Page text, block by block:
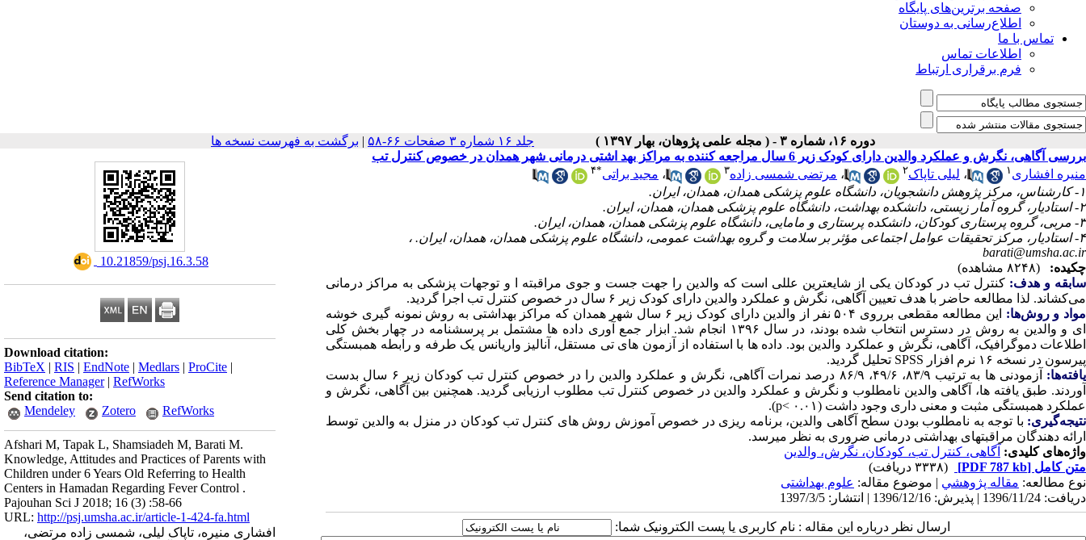
صفحه برترین‌های پایگاه
اطلاع‌رسانی به دوستان
تماس با ما
اطلاعات تماس
فرم برقراری ارتباط
دوره ۱۶، شماره ۳ - ( مجله علمی پژوهان، بهار ۱۳۹۷ ) جلد ۱۶ شماره ۳ صفحات ۶۶-۵۸ | برگشت به فهرست نسخه ها
‎ 10.21859/psj.16.3.58
Download citation:
BibTeX | RIS | EndNote | Medlars | ProCite |
Reference Manager| RefWorks
Send citation to:
Mendeley
Zotero RefWorks
Afshari M, Tapak L, Shamsiadeh M, Barati M.
Knowledge, Attitudes and Practices of Parents with
Children under 6 Years Old Referring to Health
Centers in Hamadan Regarding Fever Control .
Pajouhan Sci J 2018; 16 (3) :58-66
URL: http://psj.umsha.ac.ir/article-1-424-fa.html
افشاری منیره، تاپاک لیلی، شمسی زاده مرتضی،
بررسی آگاهی، نگرش و عملکرد والدین دارای کودک زیر 6 سال مراجعه کننده به مراکز بهد اشتی درمانی شهر همدان در خصوص کنترل تب
منیره افشاری ۱ ، لیلی تاپاک۲ ، مرتضی شمسی زاده۳ ، مجید براتی*۴
۱- کارشناس، مرکز پژوهش دانشجویان، دانشگاه علوم پزشکی همدان، همدان، ایران.
۲- استادیار، گروه آمار زیستی، دانشکده بهداشت، دانشگاه علوم پزشکی همدان، همدان، ایران.
۳- مربی، گروه پرستاری کودکان، دانشکده پرستاری و مامایی، دانشگاه علوم پزشکی همدان، همدان، ایران.
۴- استادیار، مرکز تحقیقات عوامل اجتماعی مؤثر بر سلامت و گروه بهداشت عمومی، دانشگاه علوم پزشکی همدان، همدان، ایران. ،
barati@umsha.ac.ir
چکیده:
(۸۲۴۸ مشاهده)
سابقه و هدف:کنترل تب در کودکان یکی از شایعترین عللی است که والدین را جهت جست و جوی مراقبت­ه ا و توجهات پزشکی به مراکز درمانی
می‌کشاند. لذا مطالعه حاضر با هدف تعیین آگاهی، نگرش و عملکرد والدین دارای کودک زیر ۶ سال در خصوص کنترل تب اجرا گردید.
مواد و روش‌‌ها:
این مطالعه مقطعی برروی ۵۰۴ نفر از والدین دارای کودک زیر ۶ سال شهر همدان که مراکز بهداشتی به روش نمونه­ گیری خوشه
ای و والدین به روش در دسترس انتخاب شده بودند، در سال ۱۳۹۶ انجام شد. ابزار جمع آوری داده­ ها مشتمل بر پرسشنامه در چهار بخش کلی
اطلاعات دموگرافیک، آگاهی، نگرش و عملکرد والدین بود. داده­ ها با استفاده از آزمون­ های تی مستقل، آنالیز واریانس یک طرفه و رابطه همبستگی
پیرسون در نسخه ۱۶ نرم افزار SPSS تحلیل گردید.
یافته‌ها:
آزمودنی­ ها به ترتیب ۸۳/۹، ۴۹/۶، ۸۶/۹ درصد نمرات آگاهی، نگرش و عملکرد والدین را در خصوص کنترل تب کودکان زیر ۶ سال بدست
آوردند. طبق یافته­ ها، آگاهی والدین نامطلوب و نگرش و عملکرد والدین در خصوص کنترل تب مطلوب ارزیابی گردید. همچنین بین آگاهی، نگرش و
عملکرد همبستگی مثبت و معنی­ داری وجود داشت (p< ۰.۰۱).
نتیجه‌گیری: با توجه به نامطلوب بودن سطح آگاهی والدین، برنامه ­ریزی در خصوص آموزش روش­ های کنترل تب کودکان در منزل به والدین توسط
ارائه­ دهندگان مراقبتهای بهداشتی درمانی ضروری به نظر می­رسد.
واژه‌های کلیدی: آگاهی، کنترل تب، کودکان، نگرش، والدین
متن کامل [PDF 787 kb]
(۳۳۳۸ دریافت)
نوع مطالعه: مقاله پژوهشي | موضوع مقاله: علوم بهداشتی
دریافت: 1396/11/24 | پذیرش: 1396/12/16 | انتشار: 1397/3/5
ارسال نظر درباره این مقاله : نام کاربری یا پست الکترونیک شما: